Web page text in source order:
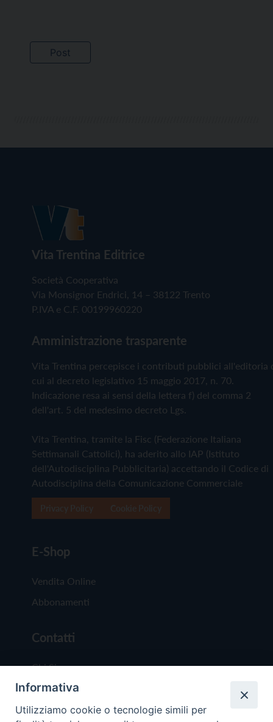
Vita Trentina Editrice
Società Cooperativa
Via Monsignor Endrici, 14 – 38122 Trento
P.IVA e C.F. 00199960220
Amministrazione trasparente
Vita Trentina percepisce i contributi pubblici all'editoria
cui al decreto legislativo 15 maggio 2017, n. 70.
Indicazione resa ai sensi della lettera f) del comma 2
dell'art. 5 del medesimo decreto Lgs.
Vita Trentina, tramite la Fisc (Federazione Italiana
Settimanali Cattolici), ha aderito allo IAP (Istituto
dell'Autodisciplina Pubblicitaria) accettando il Codice di
Autodisciplina della Comunicazione Commerciale
E-Shop
Vendita Online
Abbonamenti
Contatti
Chi Siamo
Redazione
Scrivici
Informativa
Utilizziamo cookie o tecnologie simili per